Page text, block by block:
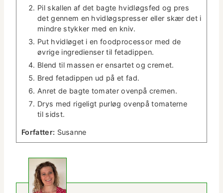
Pil skallen af det bagte hvidløgs­fed og pres
det gen­nem en hvidløgs­press­er eller skær det i
min­dre stykker med en kniv.
Put hvidløget i en food­proces­sor med de
øvrige ingre­di­enser til fetadippen.
Blend til massen er ensartet og cremet.
Bred fetadip­pen ud på et fad.
Anret de bagte tomater oven­på cremen.
Drys med rigeligt purløg oven­på tomater­ne
til sidst.
For­fat­ter: Susanne